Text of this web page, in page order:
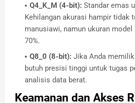
Q4_K_M (4-bit): Standar emas
Kehilangan akurasi hampir tidak
manusiawi, namun ukuran model
70%.
Q8_0 (8-bit): Jika Anda
butuh presisi tinggi untuk tugas
analisis data berat.
Keamanan dan Akses